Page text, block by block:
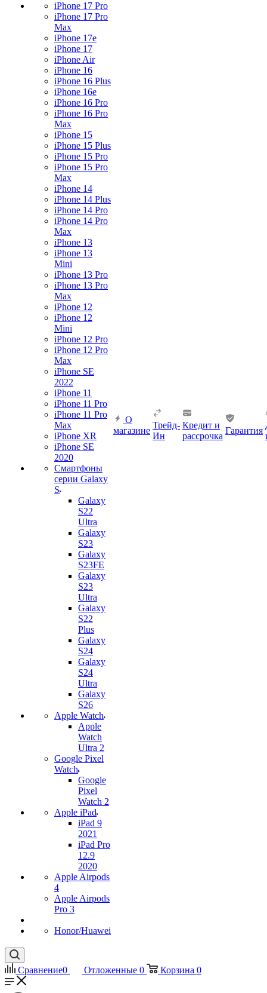
iPhone 17 Pro
iPhone 17 Pro
Max
iPhone 17e
iPhone 17
iPhone Air
iPhone 16
iPhone 16 Plus
iPhone 16e
iPhone 16 Pro
iPhone 16 Pro
Max
iPhone 15
iPhone 15 Plus
iPhone 15 Pro
iPhone 15 Pro
Max
iPhone 14
iPhone 14 Plus
iPhone 14 Pro
iPhone 14 Pro
Max
iPhone 13
iPhone 13
Mini
iPhone 13 Pro
iPhone 13 Pro
Max
iPhone 12
iPhone 12
Mini
iPhone 12 Pro
iPhone 12 Pro
Max
iPhone SE
2022
iPhone 11
iPhone 11 Pro
iPhone 11 Pro
Max
iPhone XR
iPhone SE
2020
Смартфоны
серии Galaxy
S
Galaxy
S22
Ultra
Galaxy
S23
Galaxy
S23FE
Galaxy
S23
Ultra
Galaxy
S22
Plus
Galaxy
S24
Galaxy
S24
Ultra
Galaxy
S26
Apple Watch
Apple
Watch
Ultra 2
Google Pixel
Watch
Google
Pixel
Watch 2
Apple iPad
iPad 9
2021
iPad Pro
12.9
2020
Apple Airpods
4
Apple Airpods
Pro 3
Honor/Huawei
О
магазине
Трейд-
Ин
Кредит и
рассрочка
Гарантия
Сравнение0 Отложенные 0 Корзина 0